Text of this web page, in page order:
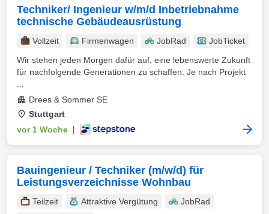
Techniker/ Ingenieur w/m/d Inbetriebnahme
technische Gebäudeausrüstung
Vollzeit Firmenwagen JobRad
JobTicket
Wir stehen jeden Morgen dafür auf, eine lebenswerte Zukunft
für nachfolgende Generationen zu schaffen. Je nach Projekt
Drees & Sommer SE
Stuttgart
vor 1 Woche
Bauingenieur / Techniker (m/w/d) für
Leistungsverzeichnisse Wohnbau
Teilzeit Attraktive Vergütung
JobRad